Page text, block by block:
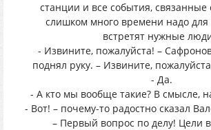
станции и все события, связанные
слишком много времени надо для
встретят нужные
- Извините, пожалуйста! –
поднял руку. – Извините,
- Да.
- А кто мы вообще такие? В смысле,
- Вот! – почему-то радостно сказал
– Первый вопрос по делу! Цели